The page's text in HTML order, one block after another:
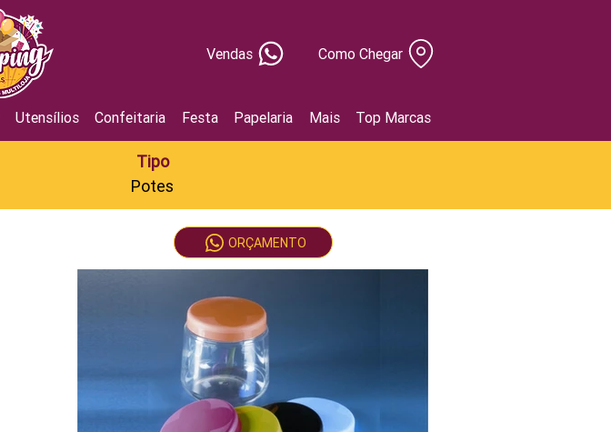
Vendas Como Chegar
Utensílios Confeitaria Festa Papelaria Mais Top Marcas
Tipo
Potes
ORÇAMENTO